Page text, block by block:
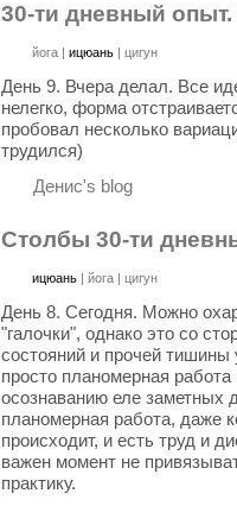
30-ти дневный
йога |ицюань |цигун
День 9. Вчера делал. Все
нелегко, форма
пробовал несколько
трудился)
Денис's blog
Столбы 30-ти
ицюань |йога |цигун
День 8. Сегодня. Можно
"галочки", однако это со
состояний и прочей
просто планомерная
осознаванию еле заметных
планомерная работа, даже
происходит, и есть труд и
важен момент не
практику.